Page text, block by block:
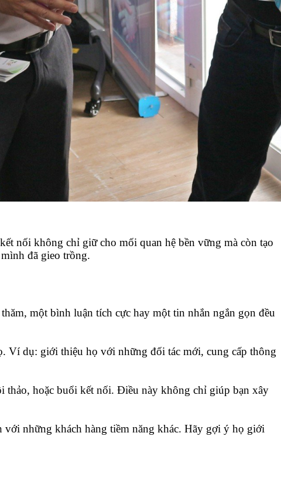
nối không chỉ giữ cho mối quan hệ bền vững mà còn tạo
đã gieo trồng.
một bình luận tích cực hay một tin nhắn ngắn gọn đều
Ví dụ: giới thiệu họ với những đối tác mới, cung cấp thông
thảo, hoặc buổi kết nối. Điều này không chỉ giúp bạn xây
những khách hàng tiềm năng khác. Hãy gợi ý họ giới